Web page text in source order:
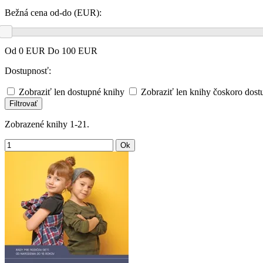
Bežná cena od-do (EUR):
Od 0 EUR Do 100 EUR
Dostupnosť:
Zobraziť len dostupné knihy Zobraziť len knihy čoskoro
Filtrovať
Zobrazené knihy 1-21.
Ok